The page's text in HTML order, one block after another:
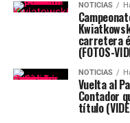
NOTICIAS
carretera
(FOTOS-
NOTICIAS
Vuelta al
Contador
título